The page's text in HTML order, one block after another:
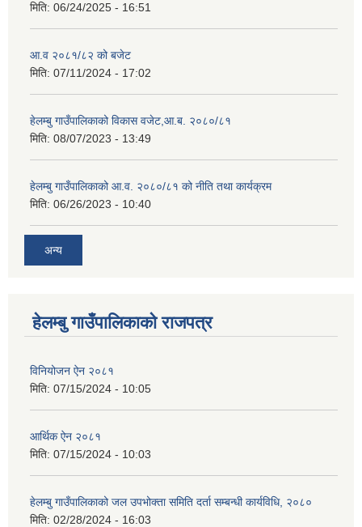
मिति: 06/24/2025 - 16:51
आ.व २०८१/८२ को बजेट
मिति: 07/11/2024 - 17:02
हेलम्बु गाउँपालिकाको विकास वजेट,आ.ब. २०८०/८१
मिति: 08/07/2023 - 13:49
हेलम्बु गाउँपालिकाको आ.व. २०८०/८१ को नीति तथा कार्यक्रम
मिति: 06/26/2023 - 10:40
अन्य
हेलम्बु गाउँपालिकाको राजपत्र
विनियोजन ऐन २०८१
मिति: 07/15/2024 - 10:05
आर्थिक ऐन २०८१
मिति: 07/15/2024 - 10:03
हेलम्बु गाउँपालिकाको जल उपभोक्ता समिति दर्ता सम्बन्धी कार्यविधि, २०८०
मिति: 02/28/2024 - 16:03